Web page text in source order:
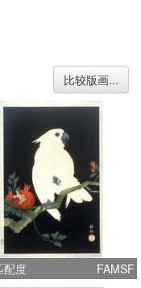
比较版画...
配度 FAMSF